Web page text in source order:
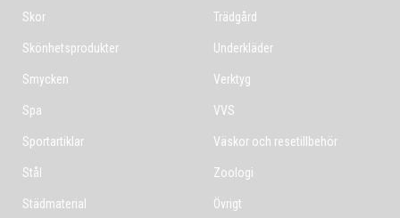
Skor
Skönhetsprodukter
Smycken
Spa
Sportartiklar
Stål
Städmaterial
Trädgård
Underkläder
Verktyg
VVS
Väskor och resetillbehör
Zoologi
Övrigt